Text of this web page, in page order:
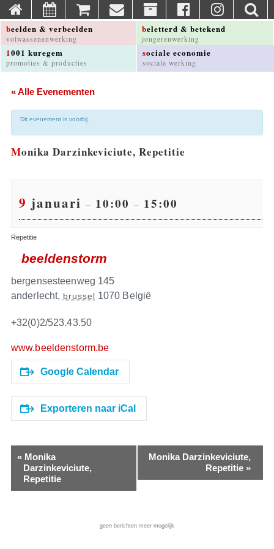
beelden & verbeelden
volwassenenwerking
beletterd & betekend
jongerenwerking
1001 kuregem
promoties & producties
sociale economie
sociale werking
« Alle Evenementen
Dit evenement is voorbij.
Monika Darzinkeviciute, Repetitie
9 januari – 10:00 – 15:00
Repetitie
beeldenstorm
bergensesteenweg 145
anderlecht, brussel 1070 België
+32(0)2/523.43.50
www.beeldenstorm.be
Google Calendar
Exporteren naar iCal
«Monika
Darzinkeviciute,
Repetitie
Monika Darzinkeviciute,
Repetitie »
geen berichten meer mogelijk